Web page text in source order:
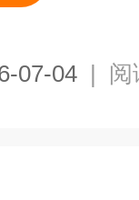
07-04 | 阅